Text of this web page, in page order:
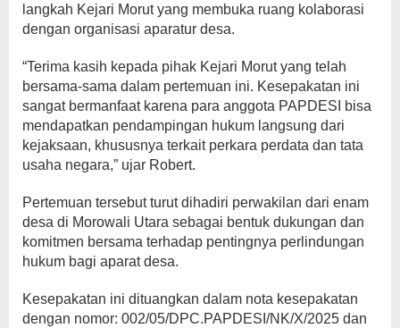
langkah Kejari Morut yang membuka ruang kolaborasi
dengan organisasi aparatur desa.
“Terima kasih kepada pihak Kejari Morut yang telah
bersama-sama dalam pertemuan ini. Kesepakatan ini
sangat bermanfaat karena para anggota PAPDESI bisa
mendapatkan pendampingan hukum langsung dari
kejaksaan, khususnya terkait perkara perdata dan tata
usaha negara,” ujar Robert.
Pertemuan tersebut turut dihadiri perwakilan dari enam
desa di Morowali Utara sebagai bentuk dukungan dan
komitmen bersama terhadap pentingnya perlindungan
hukum bagi aparat desa.
Kesepakatan ini dituangkan dalam nota kesepakatan
dengan nomor: 002/05/DPC.PAPDESI/NK/X/2025 dan